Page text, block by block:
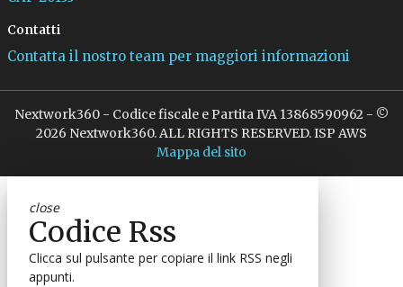
Contatti
Contatta il nostro team per maggiori informazioni
Nextwork360 - Codice fiscale e Partita IVA 13868590962 - ©
2026 Nextwork360. ALL RIGHTS RESERVED. ISP AWS
Mappa del sito
close
Codice Rss
Clicca sul pulsante per copiare il link RSS negli
appunti.